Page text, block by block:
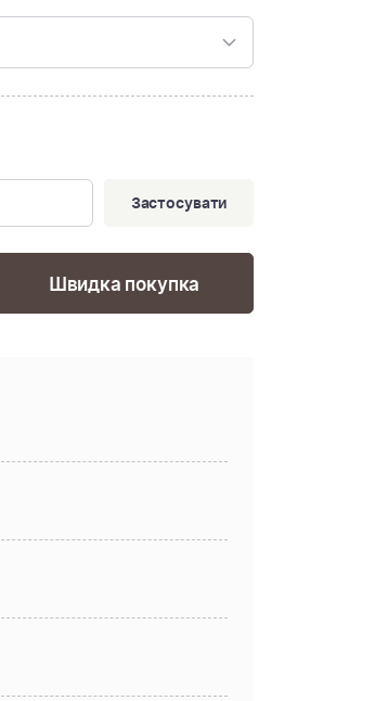
Застосувати
Швидка покупка